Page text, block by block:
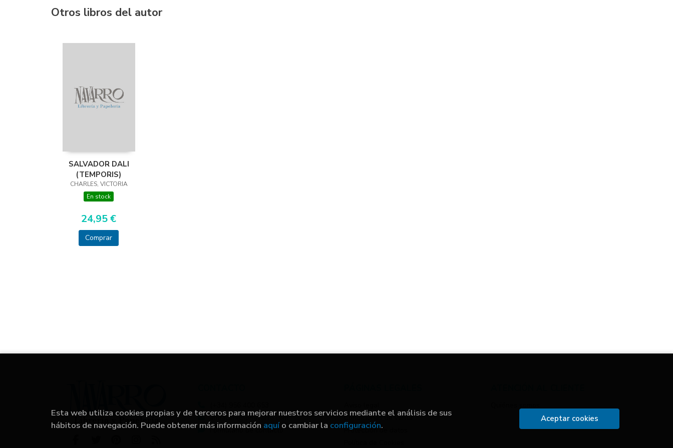
Otros libros del autor
SALVADOR DALI
(TEMPORIS)
CHARLES, VICTORIA
En stock
24,95 €
Comprar
almacen@ipnavarro.com
Formulario de contacto
Condiciones de venta
Protección de datos
Esta web utiliza cookies propias y de terceros para mejorar nuestros servicios mediante el análisis de sus
hábitos de navegación. Puede obtener más información aquío cambiar la configuración.
Aceptar cookies